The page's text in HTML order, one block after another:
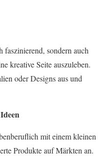
faszinierend, sondern auch
kreative Seite auszuleben.
oder Designs aus und
mit einem kleinen
Produkte auf Märkten an.